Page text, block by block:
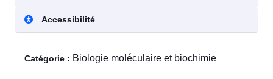
Accessibilité
Catégorie : Biologie moléculaire et biochimie